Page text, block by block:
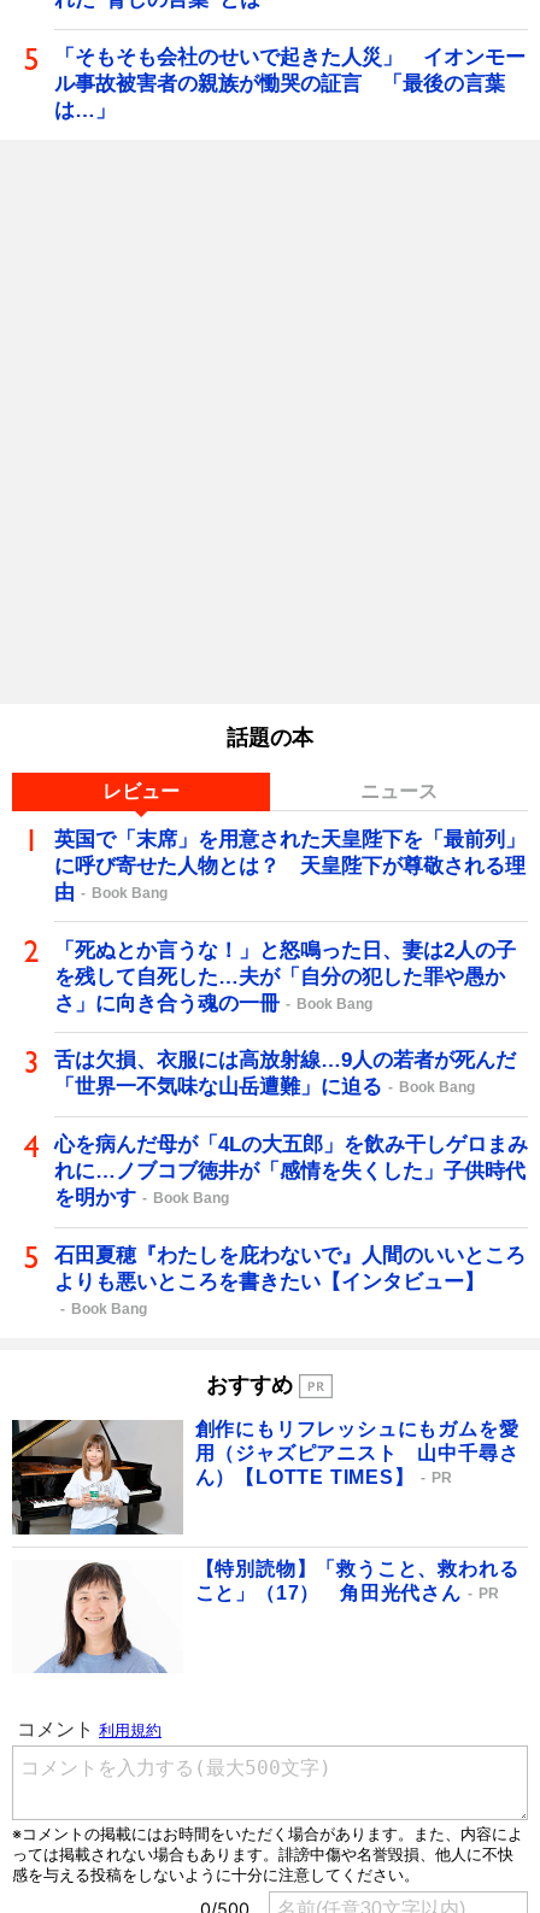
「そもそも会社のせいで起きた人災」 イオンモー
ル事故被害者の親族が慟哭の証言 「最後の言葉
は…」
話題の本
レビュー ニュース
英国で「末席」を用意された天皇陛下を「最前列」
に呼び寄せた人物とは？ 天皇陛下が尊敬される理
由
Book Bang
「死ぬとか言うな！」と怒鳴った日、妻は2人の子
を残して自死した…夫が「自分の犯した罪や愚か
さ」に向き合う魂の一冊
Book Bang
舌は欠損、衣服には高放射線…9人の若者が死んだ
「世界一不気味な山岳遭難」に迫る
Book Bang
心を病んだ母が「4Lの大五郎」を飲み干しゲロまみ
れに…ノブコブ徳井が「感情を失くした」子供時代
を明かす
Book Bang
石田夏穂『わたしを庇わないで』人間のいいところ
よりも悪いところを書きたい【インタビュー】
Book Bang
おすすめ
創作にもリフレッシュにもガムを愛
用（ジャズピアニスト 山中千尋さ
ん）【LOTTE TIMES】
PR
【特別読物】「救うこと、救われる
こと」（17） 角田光代さん
PR